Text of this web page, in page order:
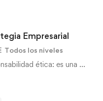
Empresarial
Todos los niveles
ética: es una …